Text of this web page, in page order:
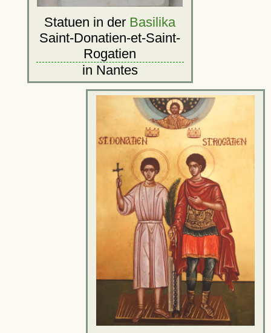
Statuen in der Basilika
Saint-Donatien-et-Saint-
Rogatien
in Nantes